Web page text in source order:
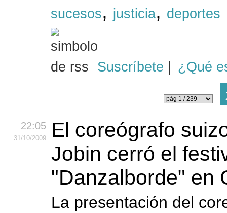
sucesos, justicia, deportes
Suscríbete ¿Qué
22:05
31/10/2009
El coreógrafo
Jobin cerró el
"Danzalborde" en
La presentación del